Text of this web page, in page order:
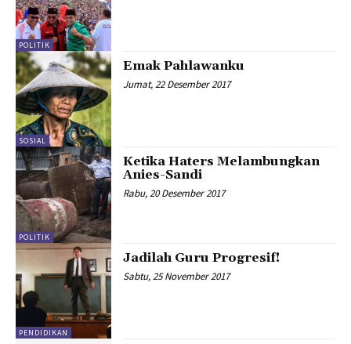
POLITIK
SOSIAL
Emak Pahlawanku
Jumat, 22 Desember 2017
POLITIK
Ketika Haters Melambungkan
Anies-Sandi
Rabu, 20 Desember 2017
PENDIDIKAN
Jadilah Guru Progresif!
Sabtu, 25 November 2017